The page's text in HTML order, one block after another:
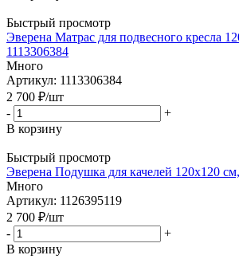
Быстрый просмотр
Эверена Матрас для подвесного кресла
1113306384
Много
Артикул: 1113306384
2 700 ₽/шт
-
+
В корзину
Быстрый просмотр
Эверена Подушка для качелей 120х120
Много
Артикул: 1126395119
2 700 ₽/шт
-
+
В корзину